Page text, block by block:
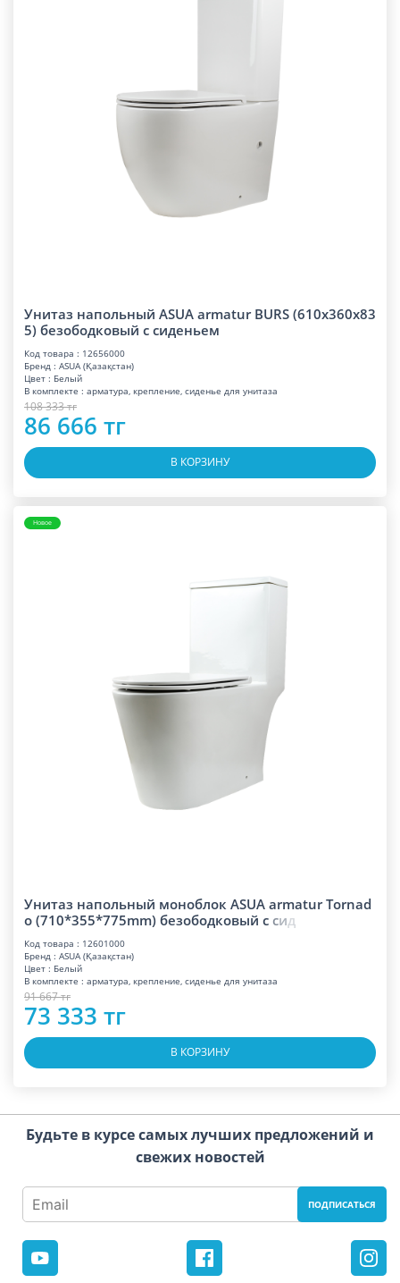
Унитаз напольный ASUA armatur BURS (610x360x83
5) безободковый с сиденьем
Код товара : 12656000
Бренд : ASUA (Қазақстан)
Цвет : Белый
В комплекте : арматура, крепление, сиденье для унитаза
108 333 тг
86 666 тг
В КОРЗИНУ
Новое
Унитаз напольный моноблок ASUA armatur Tornad
o (710*355*775mm) безободковый с сид
Код товара : 12601000
Бренд : ASUA (Қазақстан)
Цвет : Белый
В комплекте : арматура, крепление, сиденье для унитаза
91 667 тг
73 333 тг
В КОРЗИНУ
Будьте в курсе самых лучших предложений и
свежих новостей